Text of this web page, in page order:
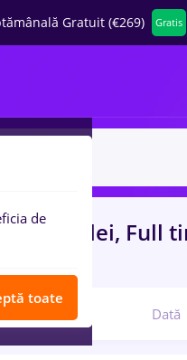
Gratuit (€269) Gratis
3000 lei, Full
Dată
de
toate